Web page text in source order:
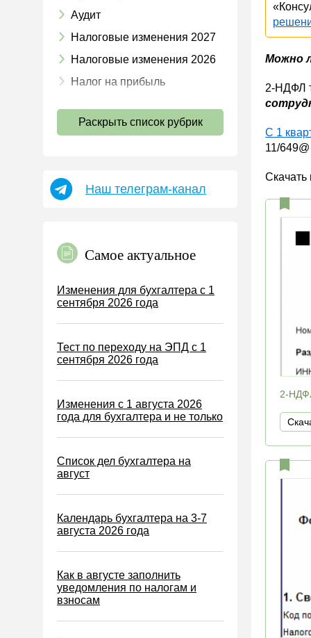
Аудит
Налоговые изменения 2027
Налоговые изменения 2026
Налог на прибыль
Страховые взносы 2026
УСН
Земельный налог
Налог на рекламу
Торговый сбор
Туристический налог
Водный налог
Экологический налог
Налог на игорный бизнес
Акцизы
Возврат и зачет налогов
Налоговые проверки
Ответственность
Статистика
Раскрыть список рубрик
Наш телеграм-канал
Самое актуальное
Изменения для бухгалтера с 1
сентября 2026 года
Тест по переходу на ЭПД с 1
сентября 2026 года
Изменения с 1 августа 2026
года для бухгалтера и не только
Список дел бухгалтера на
август
Календарь бухгалтера на 3-7
августа 2026 года
Как в августе заполнить
уведомления по налогам и
взносам
Можно
2-НДФЛ
С 1
11/
Скачать
2-